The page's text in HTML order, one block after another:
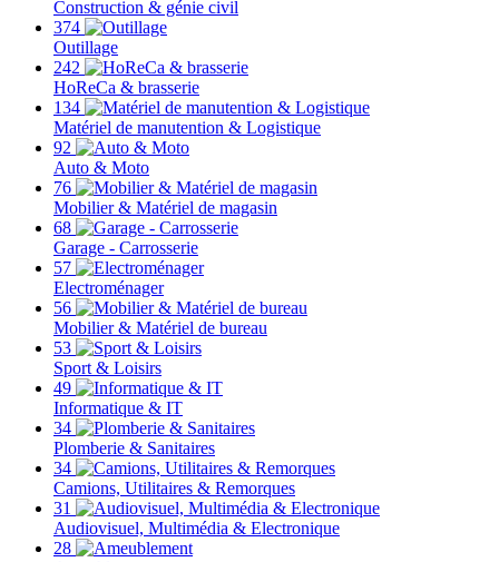
Construction & génie civil
374
Outillage
242
HoReCa & brasserie
134
Matériel de manutention & Logistique
92
Auto & Moto
76
Mobilier & Matériel de magasin
68
Garage - Carrosserie
57
Electroménager
56
Mobilier & Matériel de bureau
53
Sport & Loisirs
49
Informatique & IT
34
Plomberie & Sanitaires
34
Camions, Utilitaires & Remorques
31
Audiovisuel, Multimédia & Electronique
28